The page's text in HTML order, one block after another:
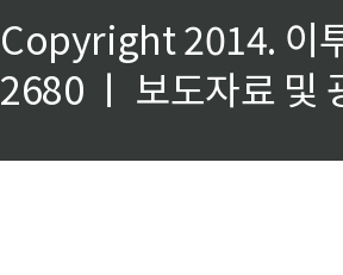
Copyright 2014. 이
2680 ㅣ 보도자료